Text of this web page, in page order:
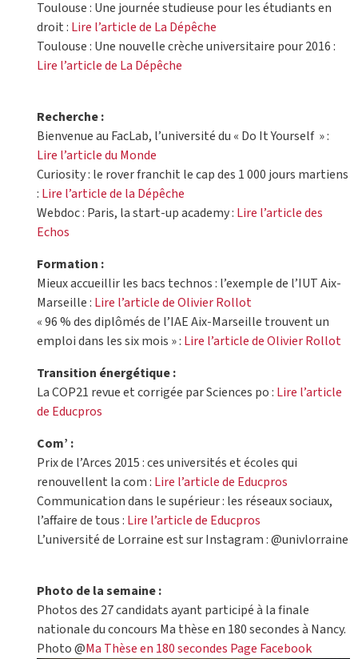
Toulouse : Une journée studieuse pour les étudiants en
droit : Lire l’article de La Dépêche
Toulouse : Une nouvelle crèche universitaire pour 2016 :
Lire l’article de La Dépêche
Recherche :
Bienvenue au FacLab, l’université du « Do It Yourself » :
Lire l’article du Monde
Curiosity : le rover franchit le cap des 1 000 jours martiens
: Lire l’article de la Dépêche
Webdoc : Paris, la start-up academy : Lire l’article des
Echos
Formation :
Mieux accueillir les bacs technos : l’exemple de l’IUT Aix-
Marseille : Lire l’article de Olivier Rollot
« 96 % des diplômés de l’IAE Aix-Marseille trouvent un
emploi dans les six mois » : Lire l’article de Olivier Rollot
Transition énergétique :
La COP21 revue et corrigée par Sciences po : Lire l’article
de Educpros
Com’ :
Prix de l’Arces 2015 : ces universités et écoles qui
renouvellent la com : Lire l’article de Educpros
Communication dans le supérieur : les réseaux sociaux,
l’affaire de tous : Lire l’article de Educpros
L’université de Lorraine est sur Instagram : @univlorraine
Photo de la semaine :
Photos des 27 candidats ayant participé à la finale
nationale du concours Ma thèse en 180 secondes à Nancy.
Photo @Ma Thèse en 180 secondes Page Facebook